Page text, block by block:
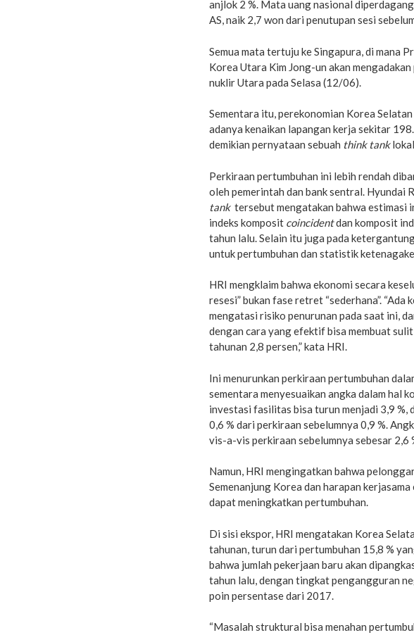
anjlok 2 %. Mata uang nasional
AS, naik 2,7 won dari penutupan sesi
Semua mata tertuju ke Singapura, di mana
Korea Utara Kim Jong-un akan
nuklir Utara pada Selasa (12/06).
Sementara itu, perekonomian Korea
adanya kenaikan lapangan kerja sekitar
demikian pernyataan sebuah think tank
Perkiraan pertumbuhan ini lebih rendah
oleh pemerintah dan bank sentral. Hyundai
tanktersebut mengatakan bahwa estimasi
indeks komposit coincidentdan komposit
tahun lalu. Selain itu juga pada
untuk pertumbuhan dan statistik
HRI mengklaim bahwa ekonomi secara
resesi” bukan fase retret “sederhana”.
mengatasi risiko penurunan pada saat ini,
dengan cara yang efektif bisa membuat
tahunan 2,8 persen,” kata HRI.
Ini menurunkan perkiraan pertumbuhan
sementara menyesuaikan angka dalam hal
investasi fasilitas bisa turun menjadi 3,9 %,
0,6 % dari perkiraan sebelumnya 0,9 %.
vis-a-vis perkiraan sebelumnya sebesar 2,6
Namun, HRI mengingatkan bahwa
Semenanjung Korea dan harapan
dapat meningkatkan pertumbuhan.
Di sisi ekspor, HRI mengatakan Korea
tahunan, turun dari pertumbuhan 15,8 %
bahwa jumlah pekerjaan baru akan
tahun lalu, dengan tingkat pengangguran
poin persentase dari 2017.
“Masalah struktural bisa menahan